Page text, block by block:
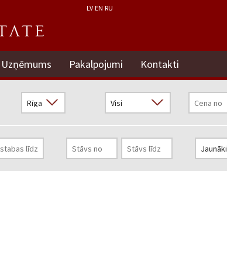
LV EN RU
Uzņēmums Pakalpojumi Kontakti